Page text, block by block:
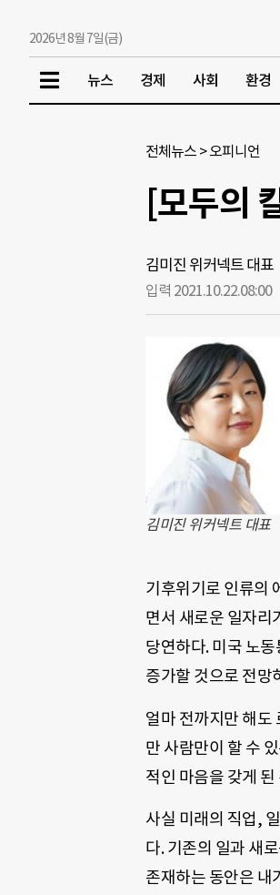
2026년 8월 7일(금)
뉴스 경제 사회 환경
전체뉴스 >오피니언
[모두의
김미진 위커넥트 대표
입력 2021.10.22.08:00
김미진 위커넥트 대표
기후위기로 인류의
면서 새로운 일자리
당연하다. 미국 노
증가할 것으로 전망
얼마 전까지만 해도
만 사람만이 할 수
적인 마음을 갖게
사실 미래의 직업,
다. 기존의 일과 새
존재하는 동안은 내